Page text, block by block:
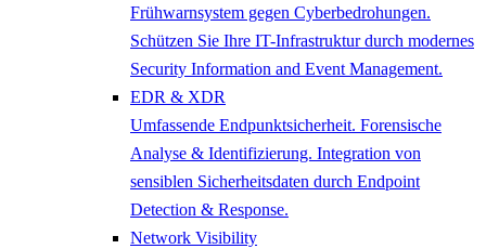
Frühwarnsystem gegen Cyberbedrohungen.
Schützen Sie Ihre IT-Infrastruktur durch modernes
Security Information and Event Management.
EDR & XDR
Umfassende Endpunktsicherheit. Forensische
Analyse & Identifizierung. Integration von
sensiblen Sicherheitsdaten durch Endpoint
Detection & Response.
Network Visibility